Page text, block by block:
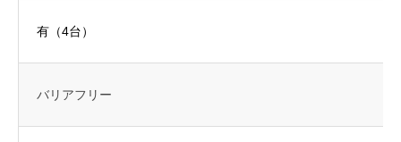
有（4台）
バリアフリー